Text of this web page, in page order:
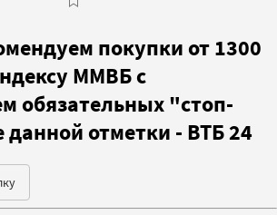
покупки от 1300
ММВБ с
обязательных "стоп-
отметки - ВТБ 24